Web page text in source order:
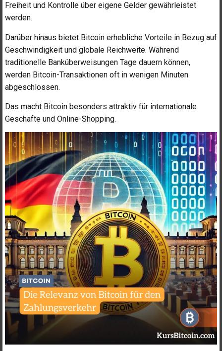
Freiheit und Kontrolle über eigene Gelder gewährleistet
werden.
Darüber hinaus bietet Bitcoin erhebliche Vorteile in Bezug auf
Geschwindigkeit und globale Reichweite. Während
traditionelle Banküberweisungen Tage dauern können,
werden Bitcoin-Transaktionen oft in wenigen Minuten
abgeschlossen.
Das macht Bitcoin besonders attraktiv für internationale
Geschäfte und Online-Shopping.